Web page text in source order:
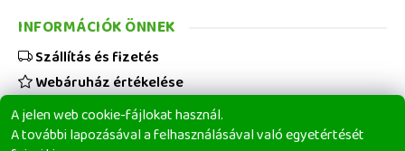
A jelen web cookie-fájlokat használ.
A további lapozásával a felhasználásával való egyetértését
INFORMÁCIÓK ÖNNEK
Szállítás és fizetés
Webáruház értékelése
Viszonteladóknak
Üzleti feltételek